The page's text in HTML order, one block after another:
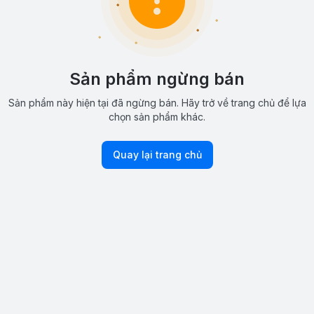
Sản phẩm ngừng bán
Sản phẩm này hiện tại đã ngừng bán. Hãy trở về trang chủ để lựa
chọn sản phẩm khác.
Quay lại trang chủ